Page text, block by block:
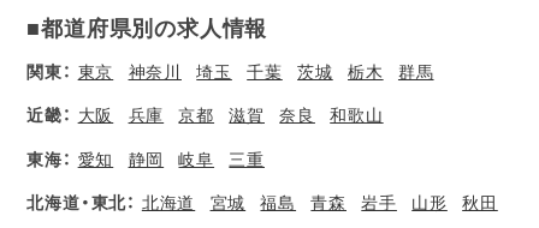
■都道府県別の求人情報
関東： 東京 神奈川 埼玉 千葉 茨城 栃木 群馬
近畿： 大阪 兵庫 京都 滋賀 奈良 和歌山
東海： 愛知 静岡 岐阜 三重
北海道・東北： 北海道 宮城 福島 青森 岩手 山形 秋田